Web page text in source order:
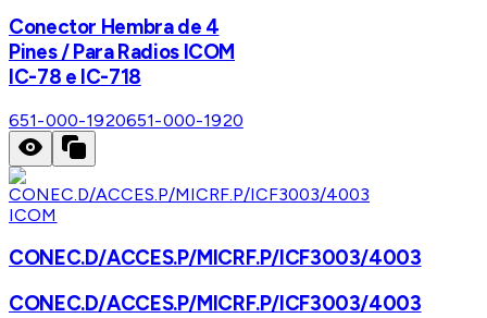
Conector Hembra de 4
Pines / Para Radios ICOM
IC-78 e IC-718
651-000-1920651-000-1920
ICOM
CONEC.D/ACCES.P/MICRF.P/ICF3003/4003
CONEC.D/ACCES.P/MICRF.P/ICF3003/4003